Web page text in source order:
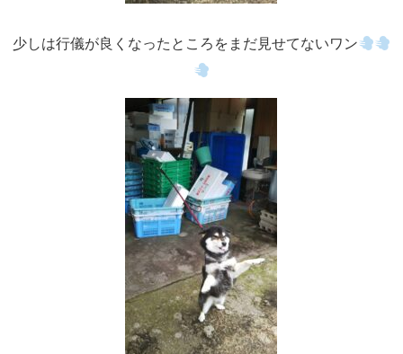
少しは行儀が良くなったところをまだ見せてないワン